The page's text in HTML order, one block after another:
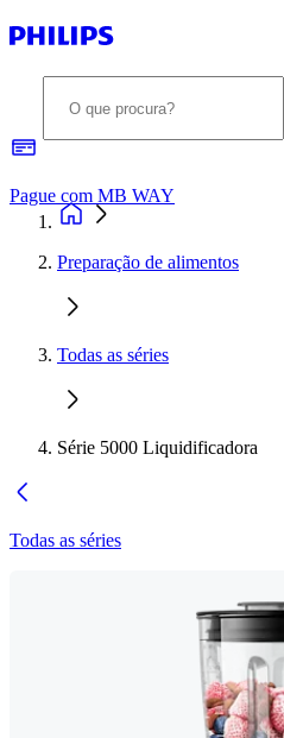
Pague com MB WAY
Preparação de alimentos
Todas as séries
Série 5000 Liquidificadora
Todas as séries